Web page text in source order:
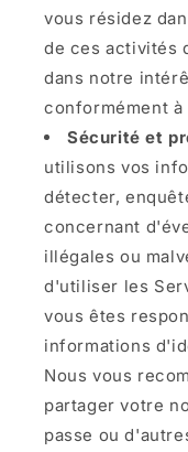
vous résidez
de ces activités
dans notre
conformément à
Sécurité et
utilisons vos
détecter,
concernant
illégales ou
d'utiliser les
vous êtes
informations
Nous vous
partager votre
passe ou